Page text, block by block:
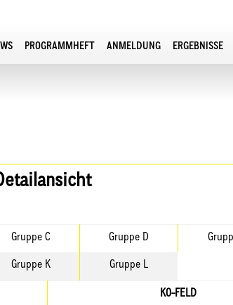
PROGRAMMHEFT ANMELDUNG ERGEBNISSE
Gruppe C Gruppe D
Gruppe K Gruppe L
KO-FELD